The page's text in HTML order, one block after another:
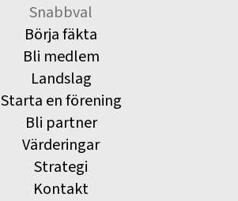
Snabbval
Börja fäkta
Bli medlem
Landslag
Starta en förening
Bli partner
Värderingar
Strategi
Kontakt